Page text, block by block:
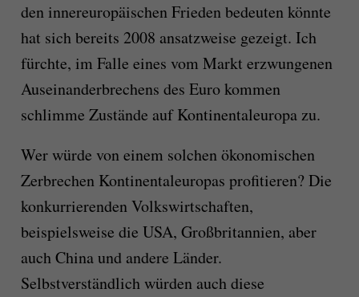
den innereuropäischen Frieden bedeuten könnte
hat sich bereits 2008 ansatzweise gezeigt. Ich
fürchte, im Falle eines vom Markt erzwungenen
Auseinanderbrechens des Euro kommen
schlimme Zustände auf Kontinentaleuropa zu.
Wer würde von einem solchen ökonomischen
Zerbrechen Kontinentaleuropas profitieren? Die
konkurrierenden Volkswirtschaften,
beispielsweise die USA, Großbritannien, aber
auch China und andere Länder.
Selbstverständlich würden auch diese